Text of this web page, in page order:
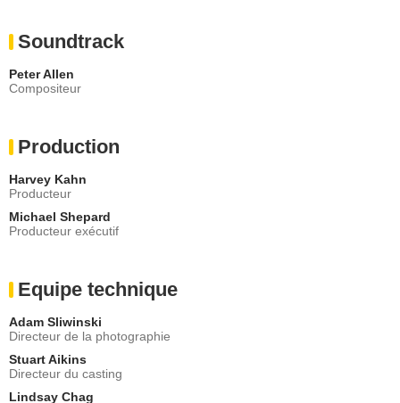
Soundtrack
Peter Allen
Compositeur
Production
Harvey Kahn
Producteur
Michael Shepard
Producteur exécutif
Equipe technique
Adam Sliwinski
Directeur de la photographie
Stuart Aikins
Directeur du casting
Lindsay Chag